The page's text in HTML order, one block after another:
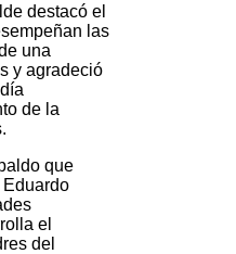
destacó el
las
una
y agradeció
de la
que
el
del